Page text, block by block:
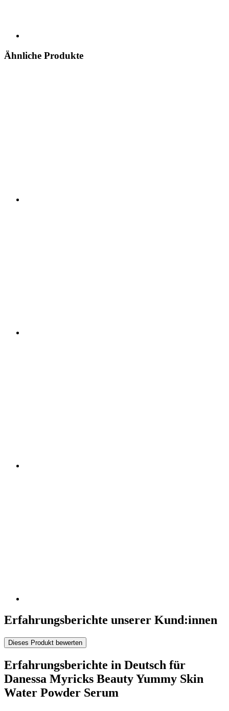
Ähnliche Produkte
Erfahrungsberichte unserer Kund:innen
Dieses Produkt bewerten
Erfahrungsberichte in Deutsch für
Danessa Myricks Beauty Yummy Skin
Water Powder Serum